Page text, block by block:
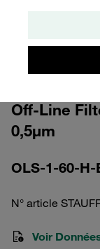
Veuillez noter :
Afficher plus
Off-Line
0,5µm
OLS-1-60-
N° article
Voir